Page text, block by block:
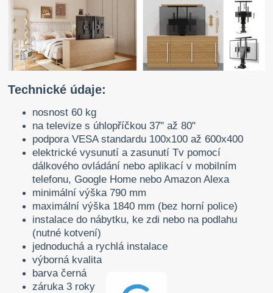
Technické údaje:
nosnost 60 kg
na televize s úhlopříčkou 37" až 80"
podpora VESA standardu 100x100 až 600x400
elektrické vysunutí a zasunutí Tv pomocí
dálkového ovládání nebo aplikací v mobilním
telefonu, Google Home nebo Amazon Alexa
minimální výška 790 mm
maximální výška 1840 mm (bez horní police)
instalace do nábytku, ke zdi nebo na podlahu
(nutné kotvení)
jednoduchá a rychlá instalace
výborná kvalita
barva černá
záruka 3 roky